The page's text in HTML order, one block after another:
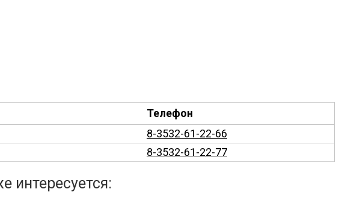
Телефон
8-3532-61-22-66
8-3532-61-22-77
интересуется: